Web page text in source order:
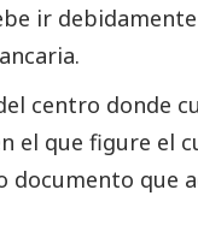
ir
centro donde
el que figure el
documento que